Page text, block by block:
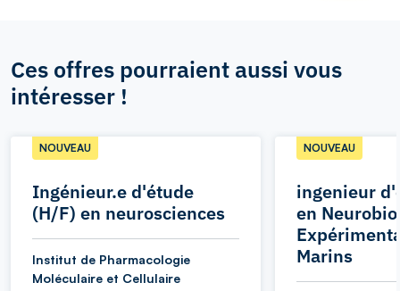
Ces offres pourraient aussi vous
intéresser !
Ingénieur.e d'étude
(H/F) en neurosciences
NOUVEAU
Institut de Pharmacologie
Moléculaire et Cellulaire
ingenieur
en
Marins
NOUVEAU